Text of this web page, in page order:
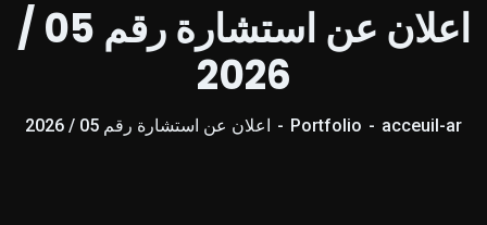
اعلان عن استشارة رقم 05 /
2026
acceuil-ar
Portfolio اعلان عن استشارة رقم 05 / 2026